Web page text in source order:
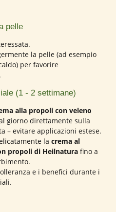
pelle
la pelle (ad esempio
per favorire
(1 - 2 settimane)
alla propoli con veleno
giorno direttamente sulla
– evitare applicazioni estese.
la crema al
propoli di Heilnatura fino a
e i benefici durante i